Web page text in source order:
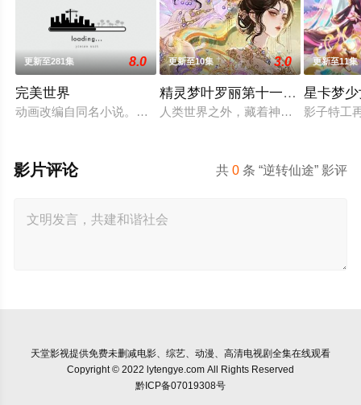
更新至281集 8.0
完美世界
动画改编自同名小说。他为修道而生，为应劫而至，他身化亿万
更新至10集 3.0
精灵梦叶罗丽第十一季（下）
人类世界之外，藏着神秘而美好的叶
更新至11集
星卡梦
影子特工
共0 条 “逆转仙途” 影评
影片评论
天堂影视提供免费未删减电影、综艺、动漫、高清电视剧全集在线观看
Copyright © 2022 lytengye.com All Rights Reserved
黔ICP备07019308号